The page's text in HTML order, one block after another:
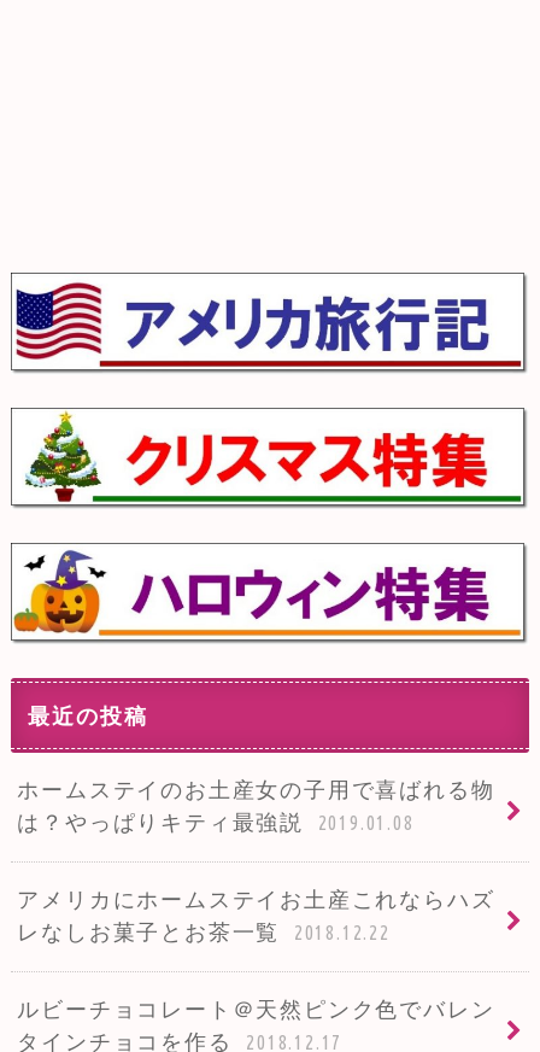
最近の投稿
ホームステイのお土産女の子用で喜ばれる物
は？やっぱりキティ最強説
2019.01.08
アメリカにホームステイお土産これならハズ
レなしお菓子とお茶一覧
2018.12.22
ルビーチョコレート＠天然ピンク色でバレン
タインチョコを作る
2018.12.17